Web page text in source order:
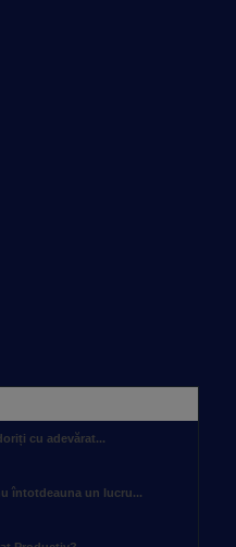
cu adevărat...
întotdeauna un lucru...